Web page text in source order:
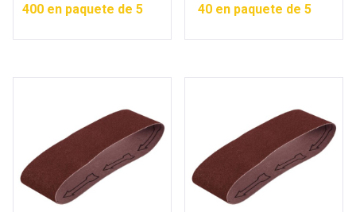
400 en paquete de 5
40 en paquete de 5